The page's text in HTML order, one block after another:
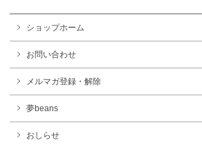
ショップホーム
お問い合わせ
メルマガ登録・解除
夢beans
おしらせ